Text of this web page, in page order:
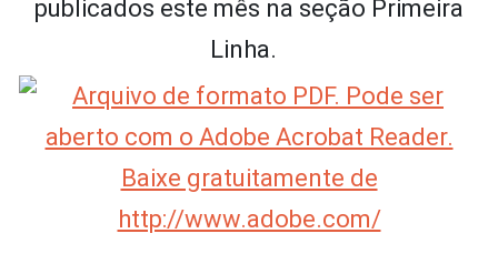
publicados este mês na seção Primeira
Linha.